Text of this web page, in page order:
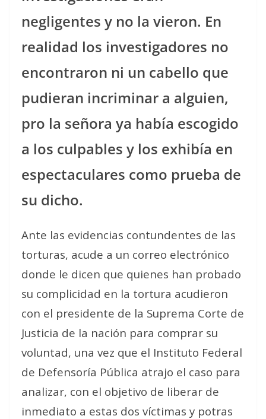
negligentes y no la vieron. En
realidad los investigadores no
encontraron ni un cabello que
pudieran incriminar a alguien,
pro la señora ya había escogido
a los culpables y los exhibía en
espectaculares como prueba de
su dicho.
Ante las evidencias contundentes de las
torturas, acude a un correo electrónico
donde le dicen que quienes han probado
su complicidad en la tortura acudieron
con el presidente de la Suprema Corte de
Justicia de la nación para comprar su
voluntad, una vez que el Instituto Federal
de Defensoría Pública atrajo el caso para
analizar, con el objetivo de liberar de
inmediato a estas dos víctimas y potras